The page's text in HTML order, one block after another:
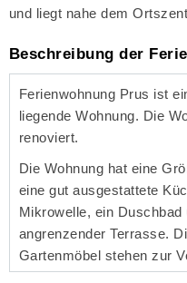
und liegt nahe dem
Beschreibung der
Ferienwohnung Prus ist
liegende Wohnung. Die
renoviert.
Die Wohnung hat eine
eine gut ausgestattete
Mikrowelle, ein
angrenzender Terrasse.
Gartenmöbel stehen zur